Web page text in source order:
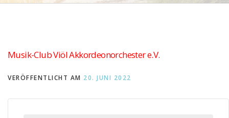
Musik-Club Viöl Akkordeonorchester e.V.
VERÖFFENTLICHT AM 20. JUNI 2022